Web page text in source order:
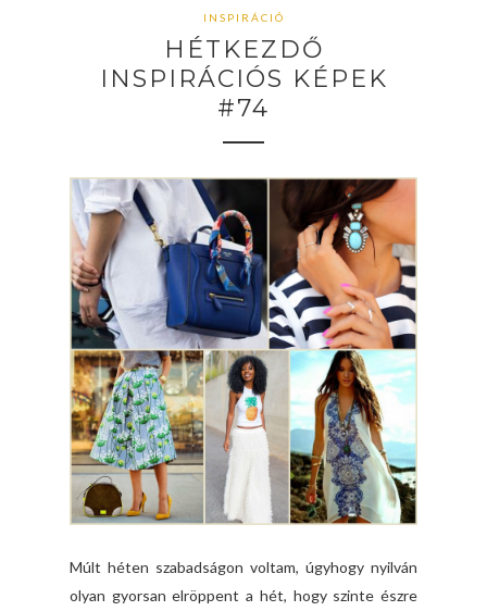
INSPIRÁCIÓ
HÉTKEZDŐ
INSPIRÁCIÓS KÉPEK
#74
Múlt héten szabadságon voltam, úgyhogy nyilván
olyan gyorsan elröppent a hét, hogy szinte észre